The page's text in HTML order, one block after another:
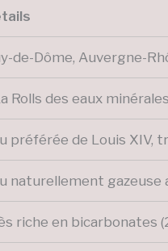
de-Dôme, Auvergne-
Rolls des eaux
préférée de Louis XIV,
naturellement gazeuse
riche en bicarbonates